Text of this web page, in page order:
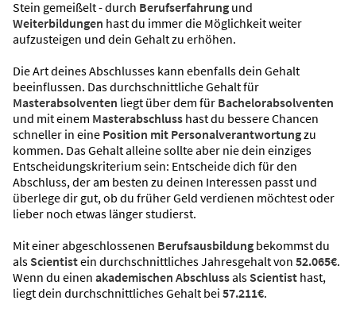
Stein gemeißelt - durch Berufserfahrung und
Weiterbildungen hast du immer die Möglichkeit weiter
aufzusteigen und dein Gehalt zu erhöhen.
Die Art deines Abschlusses kann ebenfalls dein Gehalt
beeinflussen. Das durchschnittliche Gehalt für
Masterabsolventen liegt über dem für Bachelorabsolventen
und mit einem Masterabschluss hast du bessere Chancen
schneller in eine Position mit Personalverantwortungzu
kommen. Das Gehalt alleine sollte aber nie dein einziges
Entscheidungskriterium sein: Entscheide dich für den
Abschluss, der am besten zu deinen Interessen passt und
überlege dir gut, ob du früher Geld verdienen möchtest oder
lieber noch etwas länger studierst.
Mit einer abgeschlossenen Berufsausbildung bekommst du
als Scientistein durchschnittliches Jahresgehalt von 52.065€.
Wenn du einen akademischen Abschlussals Scientist hast,
liegt dein durchschnittliches Gehalt bei 57.211€.